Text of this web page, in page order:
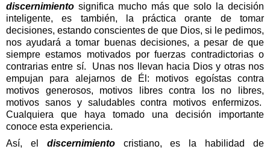
discernimiento significa mucho más que solo la decisión
inteligente, es también, la práctica orante de tomar
decisiones, estando conscientes de que Dios, si le pedimos,
nos ayudará a tomar buenas decisiones, a pesar de que
siempre estamos motivados por fuerzas contradictorias o
contrarias entre sí.
Unas nos llevan hacia Dios y otras nos
empujan para alejarnos de Él: motivos egoístas contra
motivos generosos, motivos libres contra los no libres,
motivos sanos y saludables contra motivos enfermizos.
Cualquiera que haya tomado una decisión importante
conoce esta experiencia.
Así, el discernimientocristiano, es la habilidad de